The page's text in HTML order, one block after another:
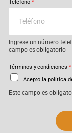
Telefono *
Ingrese un número
campo es obligatorio
Términos y condiciones *
Acepto la política
Este campo es